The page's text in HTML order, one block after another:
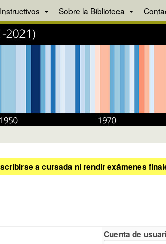
Instructivos Sobre la Biblioteca
a cursada ni rendir exámenes
Cuenta de